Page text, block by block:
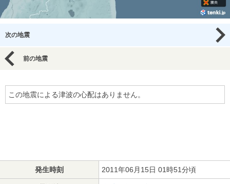
次の地震
前の地震
この地震による津波の心配はありません。
発生時刻 2011年06月15日 01時51分頃